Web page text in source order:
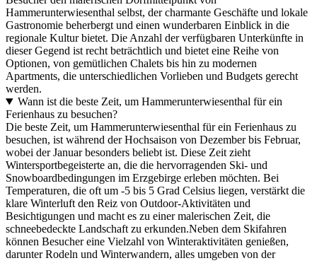
Hammerunterwiesenthal selbst, der charmante Geschäfte und lokale
Gastronomie beherbergt und einen wunderbaren Einblick in die
regionale Kultur bietet. Die Anzahl der verfügbaren Unterkünfte in
dieser Gegend ist recht beträchtlich und bietet eine Reihe von
Optionen, von gemütlichen Chalets bis hin zu modernen
Apartments, die unterschiedlichen Vorlieben und Budgets gerecht
werden.
Wann ist die beste Zeit, um Hammerunterwiesenthal für ein
Ferienhaus zu besuchen?
Die beste Zeit, um Hammerunterwiesenthal für ein Ferienhaus zu
besuchen, ist während der Hochsaison von Dezember bis Februar,
wobei der Januar besonders beliebt ist. Diese Zeit zieht
Wintersportbegeisterte an, die die hervorragenden Ski- und
Snowboardbedingungen im Erzgebirge erleben möchten. Bei
Temperaturen, die oft um -5 bis 5 Grad Celsius liegen, verstärkt die
klare Winterluft den Reiz von Outdoor-Aktivitäten und
Besichtigungen und macht es zu einer malerischen Zeit, die
schneebedeckte Landschaft zu erkunden.Neben dem Skifahren
können Besucher eine Vielzahl von Winteraktivitäten genießen,
darunter Rodeln und Winterwandern, alles umgeben von der